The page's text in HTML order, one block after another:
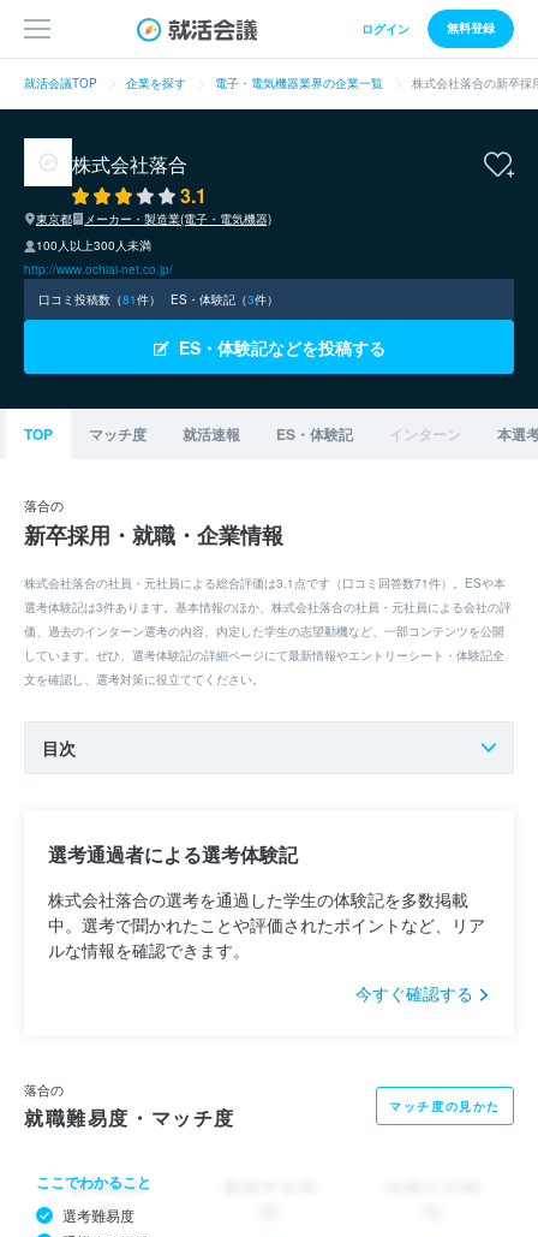
ログイン 無料登録
就活会議TOP 企業を探す 電子・電気機器業界の企業一覧 株式会社落合の新卒採
株式会社落合
3.1
東京都
メーカー・製造業(電子・電気機器)
100人以上300人未満
http://www.ochiai-net.co.jp/
口コミ投稿数（81件） ES・体験記（3件）
ES・体験記などを投稿する
TOP マッチ度 就活速報 ES・体験記 インターン 本選
落合の
新卒採用・就職・企業情報
株式会社落合の社員・元社員による総合評価は3.1点です（口コミ回答数71件）。ESや本
選考体験記は3件あります。基本情報のほか、株式会社落合の社員・元社員による会社の評
価、過去のインターン選考の内容、内定した学生の志望動機など、一部コンテンツを公開
しています。ぜひ、選考体験記の詳細ページにて最新情報やエントリーシート・体験記全
文を確認し、選考対策に役立ててください。
目次
選考通過者による選考体験記
株式会社落合の選考を通過した学生の体験記を多数掲載
中。選考で聞かれたことや評価されたポイントなど、リア
ルな情報を確認できます。
今すぐ確認する
落合の
就職難易度・マッチ度 マッチ度の見かた
ここでわかること
選考難易度